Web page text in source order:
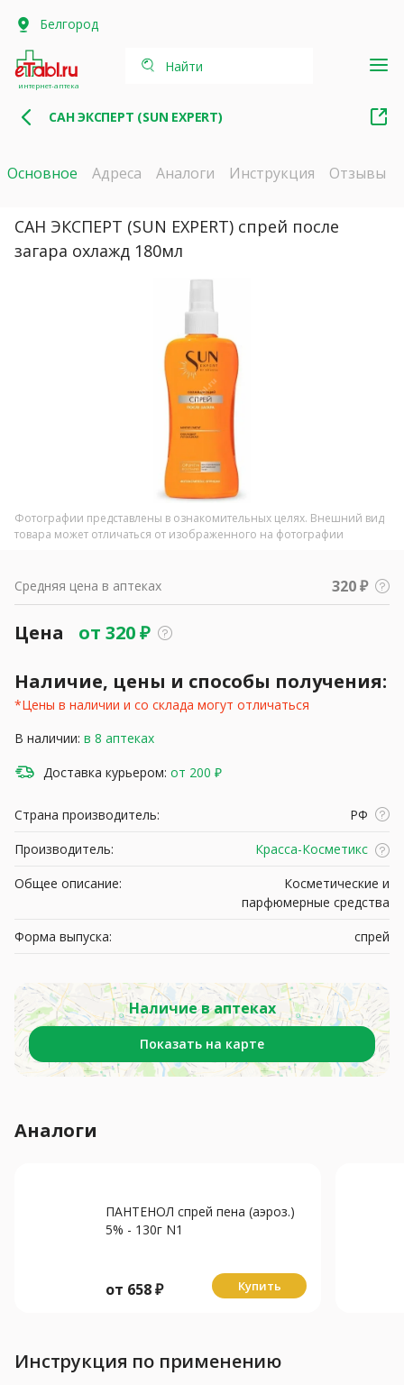
Белгород
интернет-аптека
Найти
САН ЭКСПЕРТ (SUN EXPERT)
Основное Адреса Аналоги Инструкция Отзывы
САН ЭКСПЕРТ (SUN EXPERT) спрей после
загара охлажд 180мл
Фотографии представлены в ознакомительных целях. Внешний вид
товара может отличаться от изображенного на фотографии
Средняя цена в аптеках 320 ₽
Цена от 320₽
Наличие, цены и способы получения:
*Цены в наличии и со склада могут отличаться
В наличии: в 8 аптеках
Доставка курьером: от 200 ₽
Страна производитель:
РФ
Производитель:
Красса-Косметикс
Общее описание:
Косметические и
парфюмерные средства
Форма выпуска:
спрей
Наличие в аптеках
Показать на карте
Аналоги
ПАНТЕНОЛ спрей пена (аэроз.)
5% - 130г N1
от 658₽ Купить
Инструкция по применению